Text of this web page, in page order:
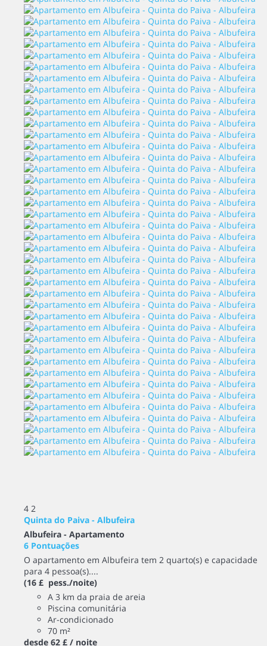
4 2
Quinta do Paiva - Albufeira
Albufeira - Apartamento
6 Pontuações
O apartamento em Albufeira tem 2 quarto(s) e capacidade
para 4 pessoa(s)....
(16 £ pess./noite)
A 3 km da praia de areia
Piscina comunitária
Ar-condicionado
70 m²
desde 62 £ / noite